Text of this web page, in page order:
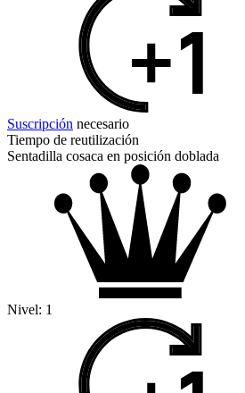
Suscripción necesario
Tiempo de reutilización
Sentadilla cosaca en posición doblada
Nivel: 1